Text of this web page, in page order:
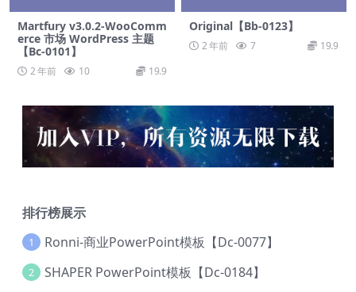
Martfury v3.0.2-WooComm
erce 市场 WordPress 主题
【Bc-0101】
2 年前 10 19.9
Original【Bb-0123】
2 年前 7 19.9
排行榜展示
1 Ronni-商业PowerPoint模板【Dc-0077】
2 SHAPER PowerPoint模板【Dc-0184】